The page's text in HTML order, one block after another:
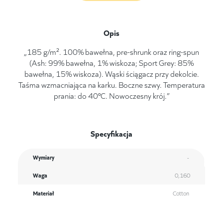
Opis
„185 g/m². 100% bawełna, pre-shrunk oraz ring-spun
(Ash: 99% bawełna, 1% wiskoza; Sport Grey: 85%
bawełna, 15% wiskoza). Wąski ściągacz przy dekolcie.
Taśma wzmacniająca na karku. Boczne szwy. Temperatura
prania: do 40°C. Nowoczesny krój.”
Specyfikacja
Wymiary -
Waga 0,160
Materiał Cotton